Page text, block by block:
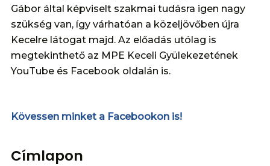
Gábor által képviselt szakmai tudásra igen nagy
szükség van, így várhatóan a közeljövőben újra
Kecelre látogat majd. Az előadás utólag is
megtekinthető az MPE Keceli Gyülekezetének
YouTube és Facebook oldalán is.
Kövessen minket a Facebookon is!
Címlapon